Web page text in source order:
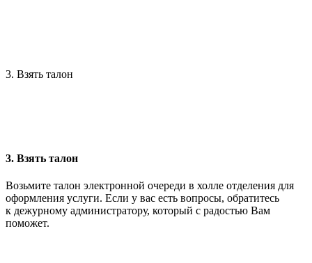
3. Взять талон
3. Взять талон
Возьмите талон электронной очереди в холле отделения для
оформления услуги. Если у вас есть вопросы, обратитесь
к дежурному администратору, который с радостью Вам
поможет.